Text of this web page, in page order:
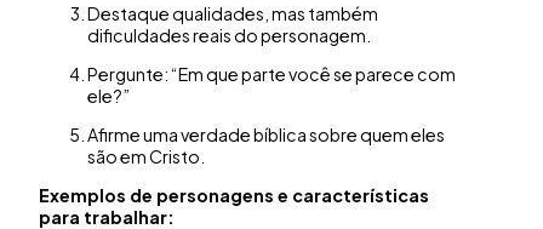
Destaque qualidades, mas também
dificuldades reais do personagem.
Pergunte: “Em que parte você se parece com
ele?”
Afirme uma verdade bíblica sobre quem eles
são em Cristo.
Exemplos de personagens e características
para trabalhar: